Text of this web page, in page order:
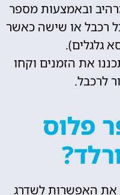
ובאמצעות מספר
רכבל או שישה כאשר
גלגלים).
את הזמנים וקחו
לרכבל.
פלוס
את האפשרות לשדרג